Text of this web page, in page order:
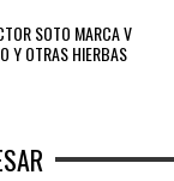
SOTO MARCA V
Y OTRAS HIERBAS